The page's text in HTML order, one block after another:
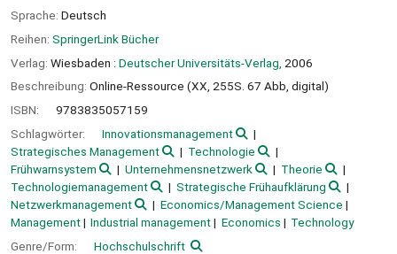
Sprache: Deutsch
Reihen: SpringerLink Bücher
Verlag: Wiesbaden : Deutscher Universitäts-Verlag, 2006
Beschreibung: Online-Ressource (XX, 255S. 67 Abb, digital)
ISBN:
9783835057159
Schlagwörter:
Innovationsmanagement
Strategisches Management
Technologie
Frühwarnsystem
Unternehmensnetzwerk
Theorie
Technologiemanagement
Strategische Frühaufklärung
Netzwerkmanagement
Economics/Management Science
Management
Industrial management Economics
Technology
Genre/Form:
Hochschulschrift